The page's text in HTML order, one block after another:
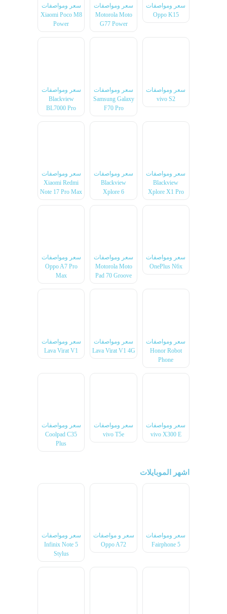
سعر ومواصفات
Oppo K15
سعر ومواصفات
Motorola Moto
G77 Power
سعر ومواصفات
Xiaomi Poco M8
Power
سعر ومواصفات
vivo S2
سعر ومواصفات
Samsung Galaxy
F70 Pro
سعر ومواصفات
Blackview
BL7000 Pro
سعر ومواصفات
Blackview
Xplore X1 Pro
سعر ومواصفات
Blackview
Xplore 6
سعر ومواصفات
Xiaomi Redmi
Note 17 Pro Max
سعر ومواصفات
OnePlus N6x
سعر ومواصفات
Motorola Moto
Pad 70 Groove
سعر ومواصفات
Oppo A7 Pro
Max
سعر ومواصفات
Honor Robot
Phone
سعر ومواصفات
Lava Virat V1 4G
سعر ومواصفات
Lava Virat V1
سعر ومواصفات
vivo X300 E
سعر ومواصفات
vivo T5e
سعر ومواصفات
Coolpad C35
Plus
اشهر الموبايلات
سعر ومواصفات
Fairphone 5
سعر و مواصفات
Oppo A72
سعر ومواصفات
Infinix Note 5
Stylus